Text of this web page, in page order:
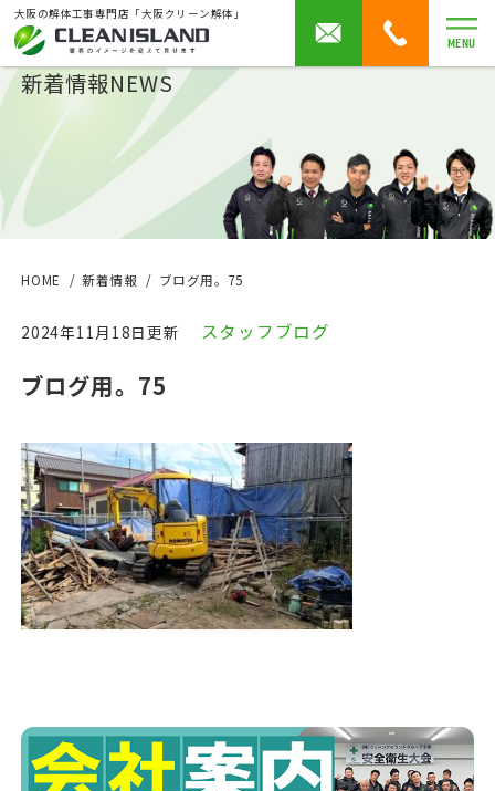
大阪の解体工事専門店「大阪クリーン解体」
MENU
新着情報NEWS
HOME 新着情報 ブログ用。75
2024年11月18日更新 スタッフブログ
ブログ用。75